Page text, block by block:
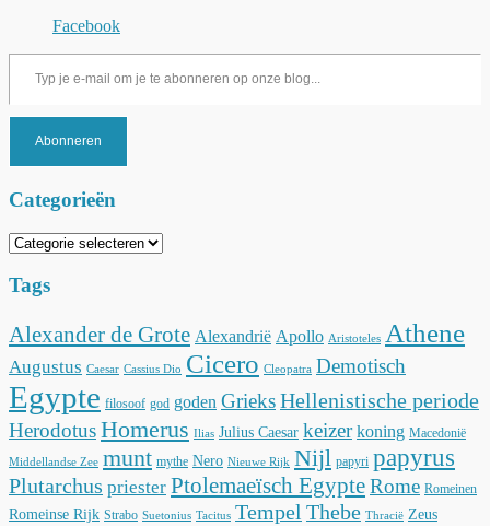
Facebook
Typ je e-mail om je te abonneren op onze blog...
Abonneren
Categorieën
Categorieën
Tags
Alexander de Grote Alexandrië Apollo Aristoteles Athene
Augustus Caesar Cassius Dio Cicero Cleopatra Demotisch
Egypte filosoof god goden GrieksHellenistische periode
HerodotusHomerus Ilias Julius Caesar keizer koning Macedonië
Middellandse Zee munt mythe Nero Nieuwe Rijk Nijl papyri papyrus
Plutarchus priester Ptolemaeïsch EgypteRome Romeinen
Romeinse Rijk Strabo Suetonius Tacitus Tempel Thebe Thracië Zeus